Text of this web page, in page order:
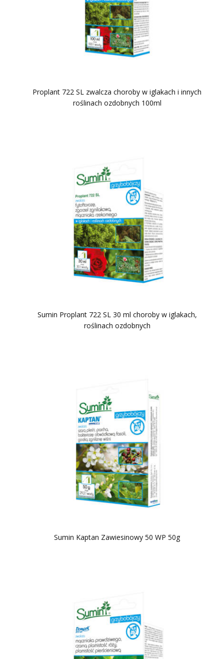
Proplant 722 SL zwalcza choroby w iglakach i innych
roślinach ozdobnych 100ml
Sumin Proplant 722 SL 30 ml choroby w iglakach,
roślinach ozdobnych
Sumin Kaptan Zawiesinowy 50 WP 50g